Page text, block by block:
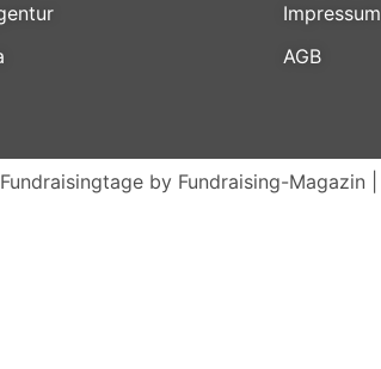
Impressum
AGB
by Fundraising-Magazin |